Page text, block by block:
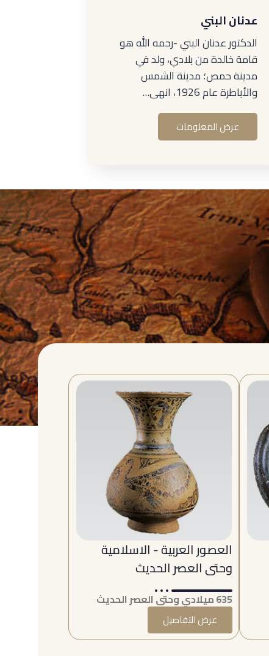
عدنان البني
الدكتور عدنان البني -رحمه الله هو
قامة خالدة من بلادي، ولد في
مدينة حمص؛ مدينة الشمس
والأباطرة عام 1926، انهى…
عرض المعلومات
العصور العربية - الاسلامية
وحتى العصر الحديث
635 ميلادي وحتى العصر الحديث
عرض التفاصيل